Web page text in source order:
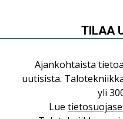
pitäisi helpottaa
sitä”
KATSO KAIKKI
TILAA
Ajankohtaista
uutisista.
yli
Lue